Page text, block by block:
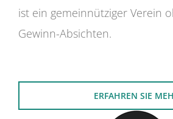
ist ein gemeinnütziger Verein
Gewinn-Absichten.
ERFAHREN SIE